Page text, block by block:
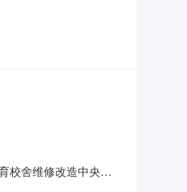
校舍维修改造中央补